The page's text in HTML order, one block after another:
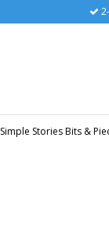
Simple Stories Bits &